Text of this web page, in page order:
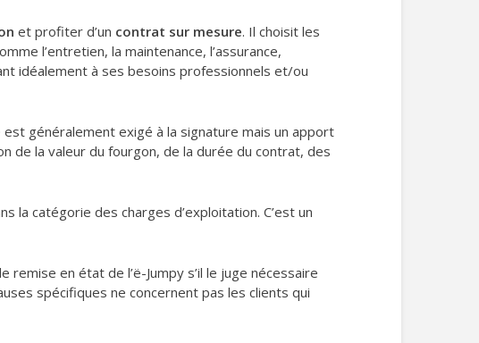
et profiter d’un contrat sur mesure. Il choisit les
l’entretien, la maintenance, l’assurance,
idéalement à ses besoins professionnels et/ou
généralement exigé à la signature mais un apport
de la valeur du fourgon, de la durée du contrat, des
la catégorie des charges d’exploitation. C’est un
remise en état de l’ë-Jumpy s’il le juge nécessaire
spécifiques ne concernent pas les clients qui